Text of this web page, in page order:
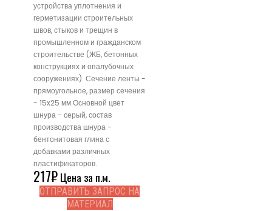
устройства уплотнения и
герметизации строительных
швов, стыков и трещин в
промышленном и гражданском
строительстве (ЖБ, бетонных
конструкциях и опалубочных
сооружениях). Сечение ленты -
прямоугольное, размер сечения
- 15x25 мм.Основной цвет
шнура - серый, состав
производства шнура -
бентонитовая глина с
добавками различных
пластификаторов.
217₽Цена за п.м.
ОТПРАВИТЬ ЗАПРОС НА
МАТЕРИАЛ